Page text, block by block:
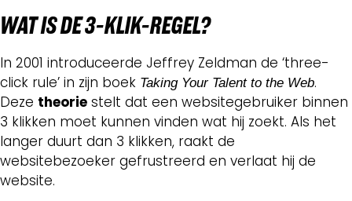
WAT ISDE 3-KLIK-REGEL?
In 2001 introduceerde Jeffrey Zeldman de ‘three-
click rule’ in zijn boek Taking Your Talent to the Web.
Deze theorie stelt dat een websitegebruiker binnen
3 klikken moet kunnen vinden wat hij zoekt. Als het
langer duurt dan 3 klikken, raakt de
websitebezoeker gefrustreerd en verlaat hij de
website.